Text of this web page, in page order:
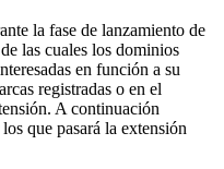
la fase de lanzamiento de
las cuales los dominios
en función a su
registradas o en el
A continuación
que pasará la extensión